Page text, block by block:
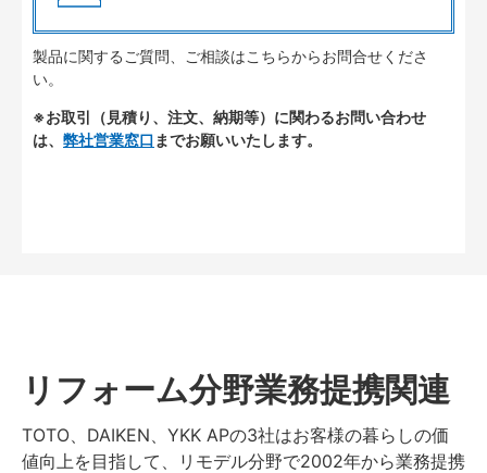
製品に関するご質問、ご相談はこちらからお問合せくださ
い。
※お取引（見積り、注文、納期等）に関わるお問い合わせ
は、 弊社営業窓口 までお願いいたします。
リフォーム分野業務提携関連
TOTO、DAIKEN、YKK APの3社はお客様の暮らしの価
値向上を目指して、リモデル分野で2002年から業務提携